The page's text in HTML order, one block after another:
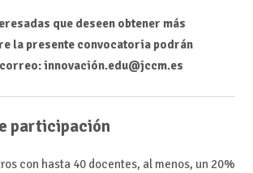
que deseen obtener más
la presente convocatoria podrán
innovación.edu@jccm.es
participación
con hasta 40 docentes, al menos, un 20%